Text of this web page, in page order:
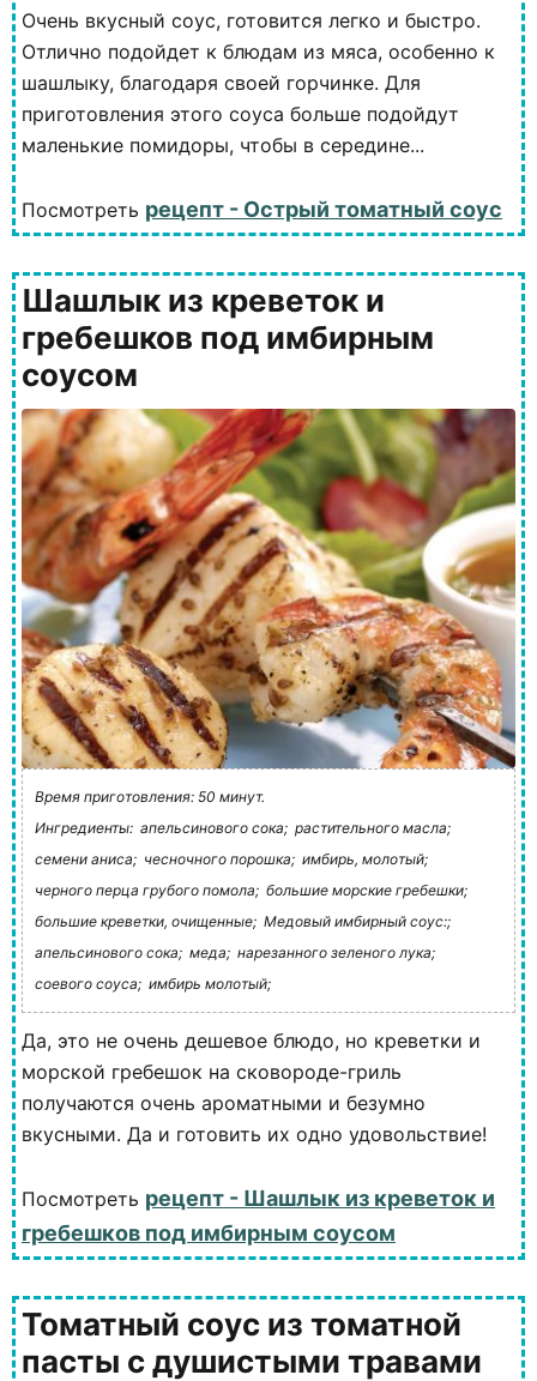
Очень вкусный соус, готовится легко и быстро.
Отлично подойдет к блюдам из мяса, особенно к
шашлыку, благодаря своей горчинке. Для
приготовления этого соуса больше подойдут
маленькие помидоры, чтобы в середине...
Посмотреть рецепт - Острый томатный соус
Шашлык из креветок и
гребешков под имбирным
соусом
Время приготовления: 50 минут.
Ингредиенты: апельсинового сока; растительного масла;
семени аниса; чесночного порошка; имбирь, молотый;
черного перца грубого помола; большие морские гребешки;
большие креветки, очищенные; Медовый имбирный соус:;
апельсинового сока; меда; нарезанного зеленого лука;
соевого соуса; имбирь молотый;
Да, это не очень дешевое блюдо, но креветки и
морской гребешок на сковороде-гриль
получаются очень ароматными и безумно
вкусными. Да и готовить их одно удовольствие!
Посмотреть рецепт - Шашлык из креветок и
гребешков под имбирным соусом
Томатный соус из томатной
пасты с душистыми травами